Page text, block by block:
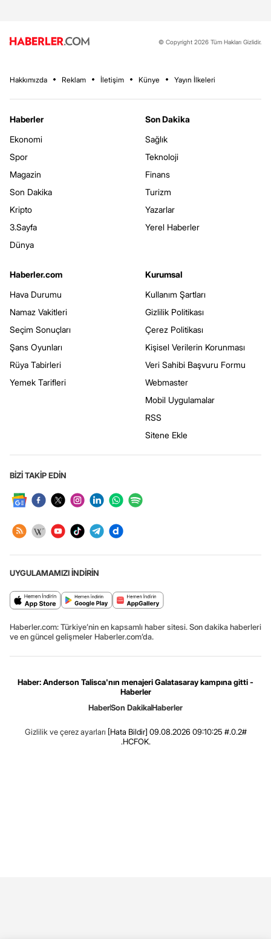
© Copyright 2026 Tüm Hakları Gizlidir.
Hakkımızda Reklam İletişim Künye Yayın İlkeleri
Haberler
Ekonomi
Spor
Magazin
Son Dakika
Kripto
3.Sayfa
Dünya
Son Dakika
Sağlık
Teknoloji
Finans
Turizm
Yazarlar
Yerel Haberler
Haberler.com
Hava Durumu
Namaz Vakitleri
Seçim Sonuçları
Şans Oyunları
Rüya Tabirleri
Yemek Tarifleri
Kurumsal
Kullanım Şartları
Gizlilik Politikası
Çerez Politikası
Kişisel Verilerin Korunması
Veri Sahibi Başvuru Formu
Webmaster
Mobil Uygulamalar
RSS
Sitene Ekle
BİZİ TAKİP EDİN
UYGULAMAMIZI İNDİRİN
Haberler.com: Türkiye’nin en kapsamlı haber sitesi. Son dakika haberleri
ve en güncel gelişmeler Haberler.com’da.
Haber: Anderson Talisca'nın menajeri Galatasaray kampına gitti -
Haberler
HaberSon DakikaHaberler
Gizlilik ve çerez ayarları [Hata Bildir] 09.08.2026 09:10:25 #.0.2#
.HCFOK.